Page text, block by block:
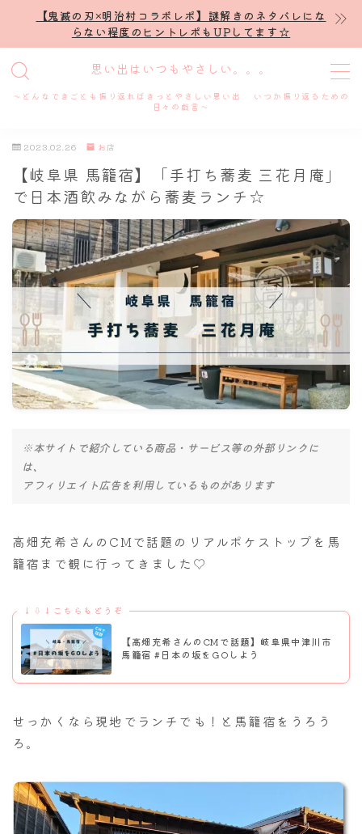
【鬼滅の刃×明治村コラボレポ】謎解きのネタバレにな
らない程度のヒントレポもUPしてます☆
思い出はいつもやさしい。。。
～どんなできごとも振り返ればきっとやさしい思い出 いつか振り返るための
日々の戯言～
MENU
プロフィール
謎解き
ホテル滞在記
舞台・ライブ
名古屋
ナナちゃん人形
2023.02.26 お店
【岐阜県 馬籠宿】「手打ち蕎麦 三花月庵」
で日本酒飲みながら蕎麦ランチ☆
※本サイトで紹介している商品・サービス等の外部リンクに
は、
アフィリエイト広告を利用しているものがあります
高畑充希さんのCMで話題のリアルポケストップを馬
籠宿まで観に行ってきました♡
↓⇩↓こちらもどうぞ
【高畑充希さんのCMで話題】岐阜県中津川市
馬籠宿 #日本の坂をGOしよう
せっかくなら現地でランチでも！と馬籠宿をうろう
ろ。